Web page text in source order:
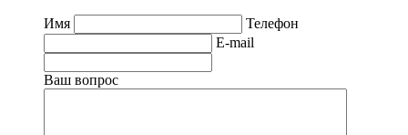
Имя
Телефон
E-mail
Ваш вопрос